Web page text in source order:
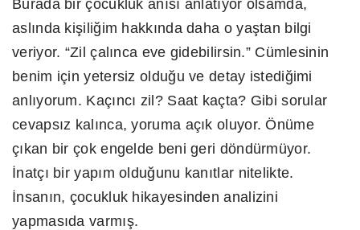
Burada bir çocukluk anısı anlatıyor olsamda,
aslında kişiliğim hakkında daha o yaştan bilgi
veriyor. “Zil çalınca eve gidebilirsin.” Cümlesinin
benim için yetersiz olduğu ve detay istediğimi
anlıyorum. Kaçıncı zil? Saat kaçta? Gibi sorular
cevapsız kalınca, yoruma açık oluyor. Önüme
çıkan bir çok engelde beni geri döndürmüyor.
İnatçı bir yapım olduğunu kanıtlar nitelikte.
İnsanın, çocukluk hikayesinden analizini
yapmasıda varmış.